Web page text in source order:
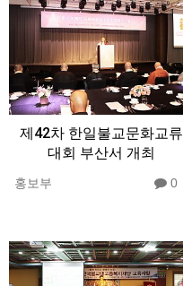
제42차 한일불교문화교류
대회 부산서 개최
홍보부 0